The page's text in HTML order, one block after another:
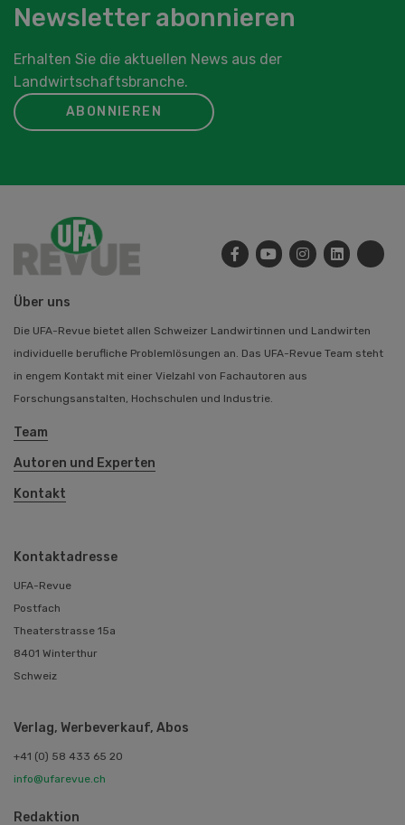
Newsletter abonnieren
Erhalten Sie die aktuellen News aus der
Landwirtschaftsbranche.
ABONNIEREN
Über uns
Die UFA-Revue bietet allen Schweizer Landwirtinnen und Landwirten
individuelle berufliche Problemlösungen an. Das UFA-Revue Team steht
in engem Kontakt mit einer Vielzahl von Fachautoren aus
Forschungsanstalten, Hochschulen und Industrie.
Team
Autoren und Experten
Kontakt
Kontaktadresse
UFA-Revue
Postfach
Theaterstrasse 15a
8401 Winterthur
Schweiz
Verlag, Werbeverkauf, Abos
+41 (0) 58 433 65 20
info@ufarevue.ch
Redaktion